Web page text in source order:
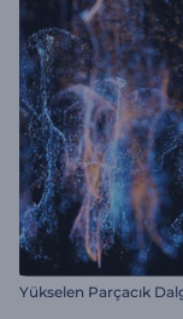
Yükselen Parçacık